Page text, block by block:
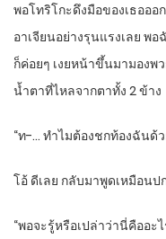
พอโทริโกะดึงมือของเธออ
อาเจียนอย่างรุนแรงเลย พ
ก็ค่อยๆ เงยหน้าขึ้นมามองพ
น้ำตาที่ไหลจากตาทั้ง 2 ข้าง
“ท-… ทำไมต้องชกท้องฉันด้ว
โอ้ ดีเลย กลับมาพูดเหมือนป
“พอจะรู้หรือเปล่าว่านี่คืออะไ